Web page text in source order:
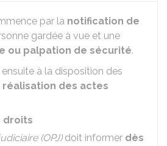
par la notification de
gardée à vue et une
ou palpation de sécurité.
à la disposition des
réalisation des actes
droits
(OPJ)doit informer dès